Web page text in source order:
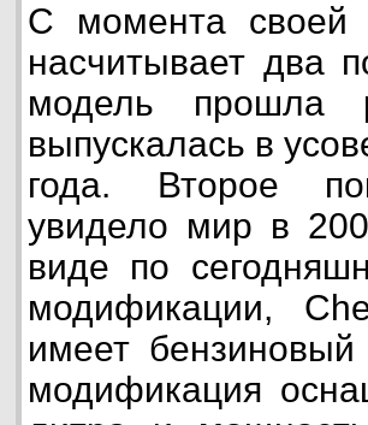
С момента своей
насчитывает два
модель прошла
выпускалась в
года. Второе
увидело мир в
виде по
модификации,
имеет
модификация